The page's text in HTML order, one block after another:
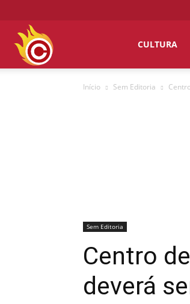
CULTURA
Início Sem Editoria
Sem Editoria
Centro
deverá